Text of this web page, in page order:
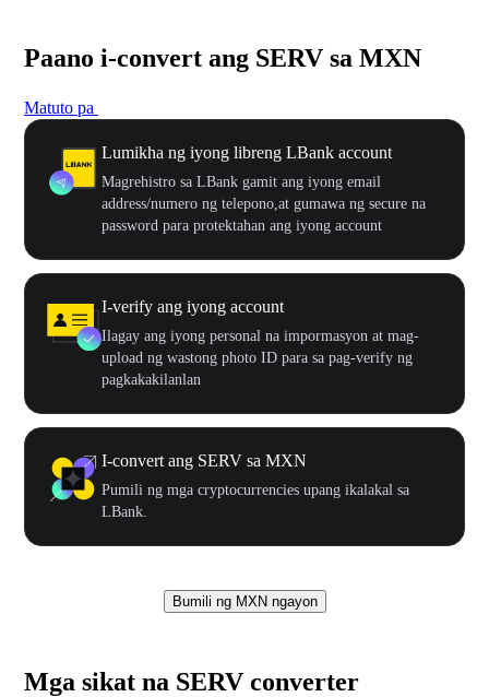
Paano i-convert ang SERV sa MXN
Matuto pa
Lumikha ng iyong libreng LBank account
Magrehistro sa LBank gamit ang iyong email
address/numero ng telepono,at gumawa ng secure na
password para protektahan ang iyong account
I-verify ang iyong account
Ilagay ang iyong personal na impormasyon at mag-
upload ng wastong photo ID para sa pag-verify ng
pagkakakilanlan
I-convert ang SERV sa MXN
Pumili ng mga cryptocurrencies upang ikalakal sa
LBank.
Bumili ng MXN ngayon
Mga sikat na SERV converter